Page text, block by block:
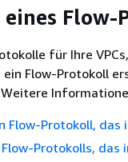
Flow-
für Ihre
ein Flow-Protokoll
Flow-Protokoll,
Protokolls,